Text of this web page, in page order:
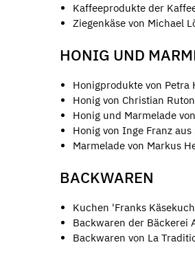
Kaffeeprodukte der
Ziegenkäse von Michael
HONIG UND
Honigprodukte von Petra
Honig von Christian
Honig und Marmelade
Honig von Inge Franz
Marmelade von Markus
BACKWAREN
Kuchen 'Franks
Backwaren der Bäckerei
Backwaren von La